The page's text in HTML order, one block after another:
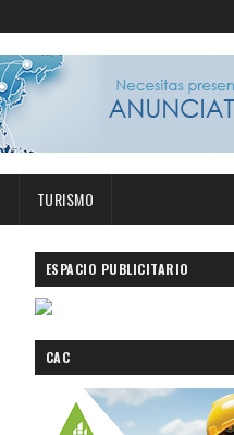
TURISMO
ESPACIO PUBLICITARIO
CAC